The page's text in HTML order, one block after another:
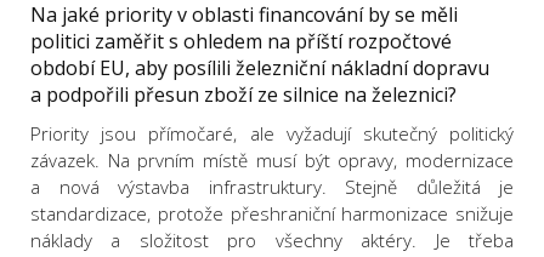
Na jaké priority v oblasti financování by se měli
politici zaměřit s ohledem na příští rozpočtové
období EU, aby posílili železniční nákladní dopravu
a podpořili přesun zboží ze silnice na železnici?
Priority jsou přímočaré, ale vyžadují skutečný politický
závazek. Na prvním místě musí být opravy, modernizace
a nová výstavba infrastruktury. Stejně důležitá je
standardizace, protože přeshraniční harmonizace snižuje
náklady a složitost pro všechny aktéry. Je třeba